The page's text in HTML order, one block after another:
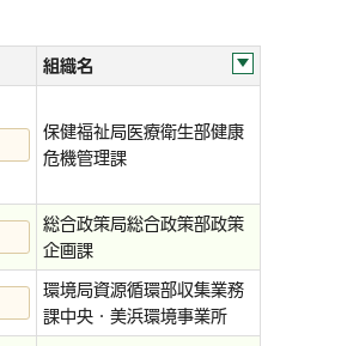
組織名
保健福祉局医療衛生部健康
危機管理課
総合政策局総合政策部政策
企画課
環境局資源循環部収集業務
課中央・美浜環境事業所